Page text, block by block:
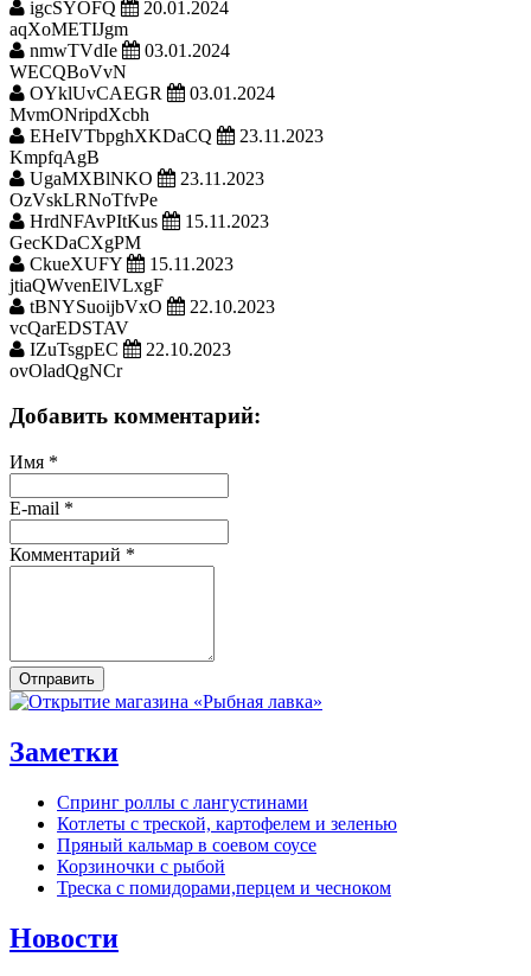
igcSYOFQ
20.01.2024
aqXoMETIJgm
nmwTVdIe
03.01.2024
WECQBoVvN
OYklUvCAEGR
03.01.2024
MvmONripdXcbh
EHeIVTbpghXKDaCQ
23.11.2023
KmpfqAgB
UgaMXBlNKO
23.11.2023
OzVskLRNoTfvPe
HrdNFAvPItKus
15.11.2023
GecKDaCXgPM
CkueXUFY
15.11.2023
jtiaQWvenElVLxgF
tBNYSuoijbVxO
22.10.2023
vcQarEDSTAV
IZuTsgpEC
22.10.2023
ovOladQgNCr
Добавить комментарий:
Имя *
E-mail *
Комментарий *
Отправить
Заметки
Спринг роллы с лангустинами
Котлеты с треской, картофелем и зеленью
Пряный кальмар в соевом соусе
Корзиночки с рыбой
Треска с помидорами,перцем и чесноком
Новости